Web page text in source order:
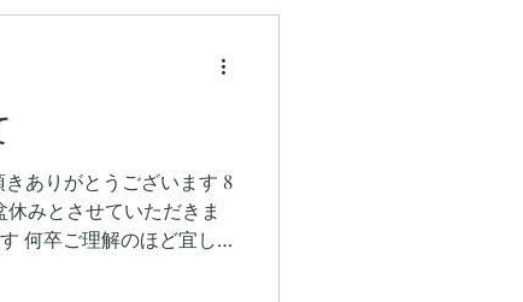
ありがとうございます 8
休みとさせていただきま
何卒ご理解のほど宜し